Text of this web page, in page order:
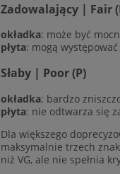
Zadowalający | Fair
okładka: może być
płyta: mogą
Słaby | Poor (P)
okładka: bardzo
płyta: nie odtwarza się
Dla większego
maksymalnie trzech
niż VG, ale nie spełnia